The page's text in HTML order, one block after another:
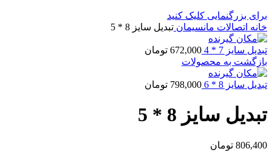
برای بزرگنمایی کلیک کنید
خانه اتصالات مانسیمان تبدیل سایز 8 * 5
تبدیل سایز 7 * 4 672,000 تومان
بازگشت به محصولات
تبدیل سایز 8 * 6 798,000 تومان
تبدیل سایز 8 * 5
806,400 تومان